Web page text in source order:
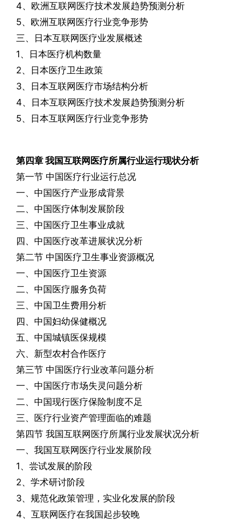
4、欧洲互联网医疗技术发展趋势预测分析
5、欧洲互联网医疗行业竞争形势
三、日本互联网医疗业发展概述
1、日本医疗机构数量
2、日本医疗卫生政策
3、日本互联网医疗市场结构分析
4、日本互联网医疗技术发展趋势预测分析
5、日本互联网医疗行业竞争形势
第四章我国互联网医疗所属行业运行现状分析
第一节 中国医疗行业运行总况
一、中国医疗产业形成背景
二、中国医疗体制发展阶段
三、中国医疗卫生事业成就
四、中国医疗改革进展状况分析
第二节 中国医疗卫生事业资源概况
一、中国医疗卫生资源
二、中国医疗服务负荷
三、中国卫生费用分析
四、中国妇幼保健概况
五、中国城镇医保规模
六、新型农村合作医疗
第三节 中国医疗行业改革问题分析
一、中国医疗市场失灵问题分析
二、中国现行医疗保险制度不足
三、医疗行业资产管理面临的难题
第四节 我国互联网医疗所属行业发展状况分析
一、我国互联网医疗行业发展阶段
1、尝试发展的阶段
2、学术研讨阶段
3、规范化政策管理，实业化发展的阶段
4、互联网医疗在我国起步较晚